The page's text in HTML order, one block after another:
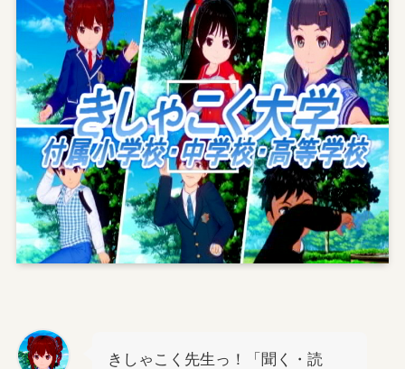
きしゃこく先生っ！「聞く・読